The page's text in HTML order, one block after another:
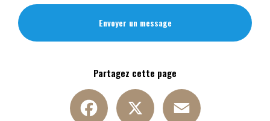
Envoyer un message
Partagez cette page
Facebook